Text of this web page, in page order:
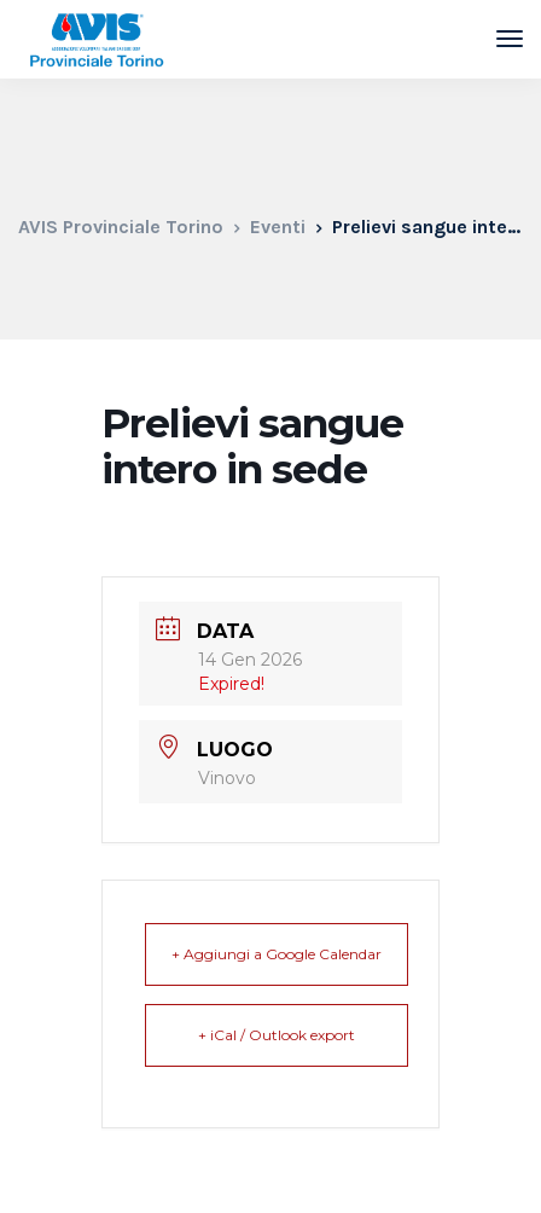
AVIS Provinciale Torino Eventi Prelievi sangue intero in sede
Prelievi sangue
intero in sede
DATA
14 Gen 2026
Expired!
LUOGO
Vinovo
+ Aggiungi a Google Calendar
+ iCal / Outlook export